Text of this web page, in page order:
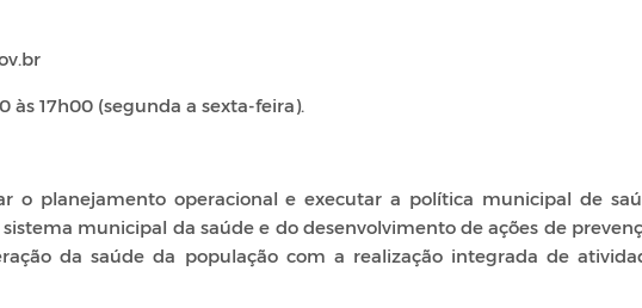
às 17h00 (segunda a sexta-feira).
o planejamento operacional e executar a política municipal de
municipal da saúde e do desenvolvimento de ações de
da saúde da população com a realização integrada de